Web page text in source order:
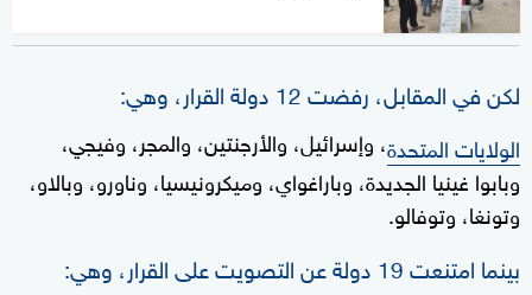
لكن في المقابل، رفضت 12 دولة القرار، وهي:
الولايات المتحدة، وإسرائيل، والأرجنتين، والمجر، وفيجي،
وبابوا غينيا الجديدة، وباراغواي، وميكرونيسيا، وناورو، وبالاو،
وتونغا، وتوفالو.
بينما امتنعت 19 دولة عن التصويت على القرار، وهي: